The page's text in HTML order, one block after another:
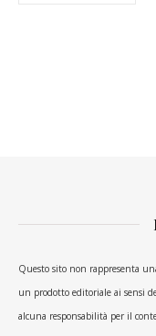
Questo sito non rappresenta
un prodotto editoriale ai sensi
alcuna responsabilità per il